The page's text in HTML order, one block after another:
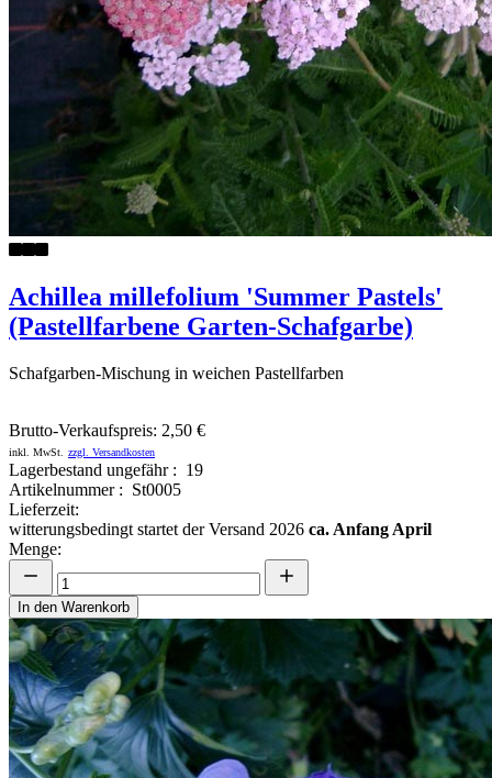
Achillea millefolium 'Summer Pastels'
(Pastellfarbene Garten-Schafgarbe)
Schafgarben-Mischung in weichen Pastellfarben
Brutto-Verkaufspreis: 2,50 €
inkl. MwSt. zzgl. Versandkosten
Lagerbestand ungefähr : 19
Artikelnummer : St0005
Lieferzeit:
witterungsbedingt startet der Versand 2026 ca. Anfang April
Menge:
In den Warenkorb